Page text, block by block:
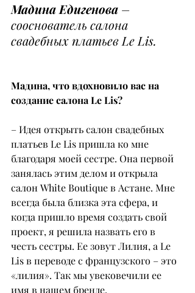
Мадина Едигенова –
сооснователь салона
свадебных платьев Le Lis.
Мадина, что вдохновило вас на
создание салона Le Lis?
– Идея открыть салон свадебных
платьев Le Lis пришла ко мне
благодаря моей сестре. Она первой
занялась этим делом и открыла
салон White Boutique в Астане. Мне
всегда была близка эта сфера, и
когда пришло время создать свой
проект, я решила назвать его в
честь сестры. Ее зовут Лилия, а Le
Lis в переводе с французского – это
«лилия». Так мы увековечили ее
имя в нашем бренде.